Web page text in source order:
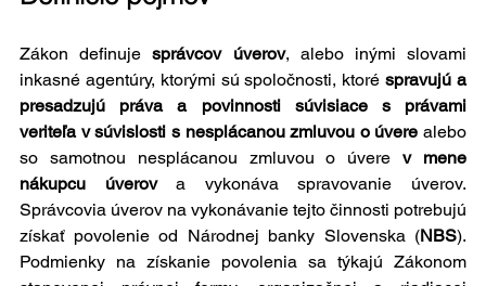
Zákon definuje správcov úverov, alebo inými slovami
inkasné agentúry, ktorými sú spoločnosti, ktoré spravujú a
presadzujú práva a povinnosti súvisiace s právami
veriteľa v súvislosti s nesplácanou zmluvou o úvere alebo
so samotnou nesplácanou zmluvou o úvere v mene
nákupcu úverov a vykonáva spravovanie úverov.
Správcovia úverov na vykonávanie tejto činnosti potrebujú
získať povolenie od Národnej banky Slovenska (NBS).
Podmienky na získanie povolenia sa týkajú Zákonom